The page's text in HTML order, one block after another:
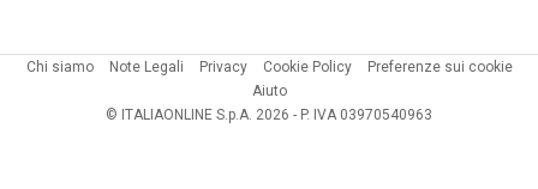
Chi siamo Note Legali Privacy Cookie Policy
Preferenze sui cookie
Aiuto
© ITALIAONLINE S.p.A. 2026 - P. IVA 03970540963